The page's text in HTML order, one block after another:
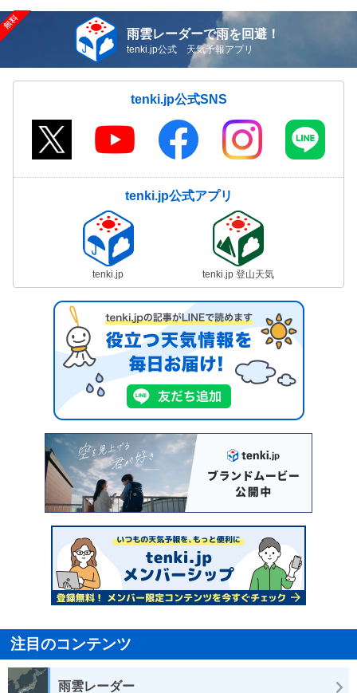
雨雲レーダーで雨を回避！
tenki.jp公式 天気予報アプリ
tenki.jp公式SNS
tenki.jp公式アプリ
tenki.jp tenki.jp 登山天気
注目のコンテンツ
雨雲レーダー